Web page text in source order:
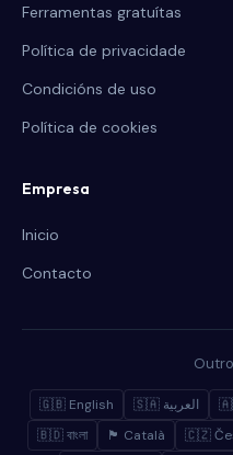
Ferramentas gratuítas
Política de privacidade
Condicións de uso
Política de cookies
Empresa
Inicio
Contacto
🇬🇧 English 🇸🇦 العربية
🇧🇩 বাংলা
🏴 Català 🇨🇿